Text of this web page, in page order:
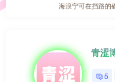
海浪宁可在挡路的
青涩
5